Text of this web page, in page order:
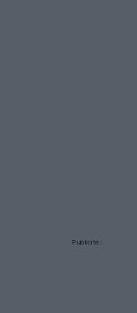
Publicité: